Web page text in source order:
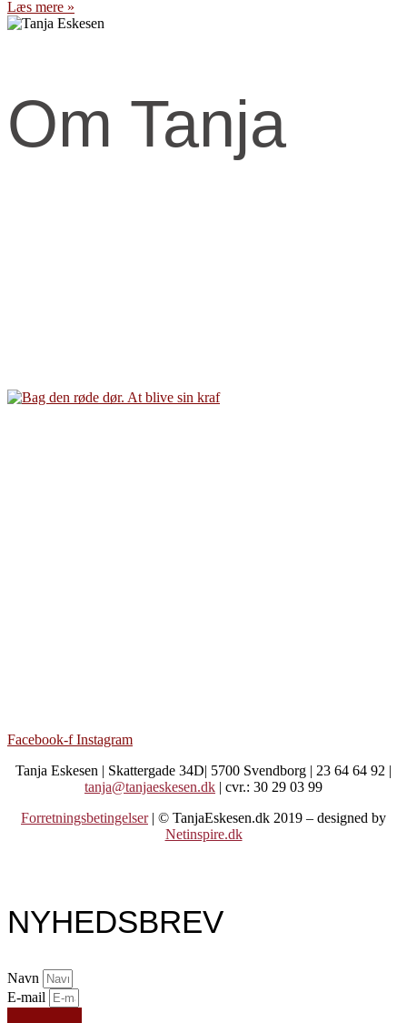
Læs mere »
Om Tanja
Facebook-f Instagram
Tanja Eskesen | Skattergade 34D| 5700 Svendborg | 23 64 64 92 |
tanja@tanjaeskesen.dk | cvr.: 30 29 03 99
Forretningsbetingelser | © TanjaEskesen.dk 2019 – designed by
Netinspire.dk
NYHEDSBREV
Navn
E-mail